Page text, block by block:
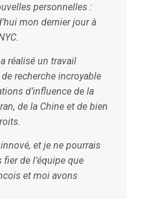
personnelles :
mon dernier jour à
réalisé un travail
de recherche incroyable
d’influence de la
de la Chine et de bien
et je ne pourrais
de l’équipe que
et moi avons